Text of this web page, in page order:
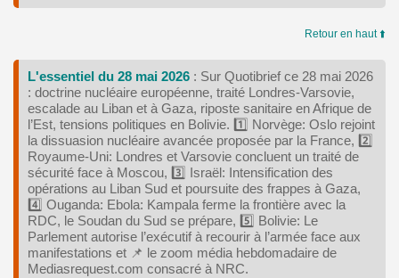
Retour en haut ⬆️
L'essentiel du 28 mai 2026 : Sur Quotibrief ce 28 mai 2026
: doctrine nucléaire européenne, traité Londres-Varsovie,
escalade au Liban et à Gaza, riposte sanitaire en Afrique de
l’Est, tensions politiques en Bolivie. 1️⃣ Norvège: Oslo rejoint
la dissuasion nucléaire avancée proposée par la France, 2️⃣
Royaume-Uni: Londres et Varsovie concluent un traité de
sécurité face à Moscou, 3️⃣ Israël: Intensification des
opérations au Liban Sud et poursuite des frappes à Gaza,
4️⃣ Ouganda: Ebola: Kampala ferme la frontière avec la
RDC, le Soudan du Sud se prépare, 5️⃣ Bolivie: Le
Parlement autorise l’exécutif à recourir à l’armée face aux
manifestations et 📌 le zoom média hebdomadaire de
Mediasrequest.com consacré à NRC.